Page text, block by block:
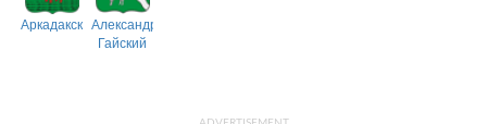
АркадакскийАлександрово-
Гайский